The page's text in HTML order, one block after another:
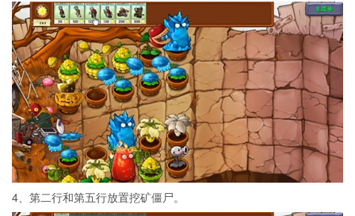
4、第二行和第五行放置挖矿僵尸。